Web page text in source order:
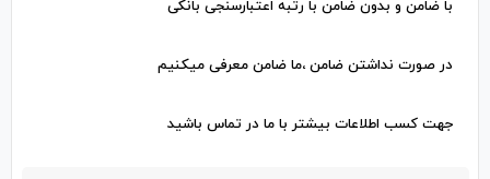
با ضامن و بدون ضامن با رتبه اعتبارسنجی بانکی
در صورت نداشتن ضامن ،ما ضامن معرفی میکنیم
جهت کسب اطلاعات بیشتر با ما در تماس باشید